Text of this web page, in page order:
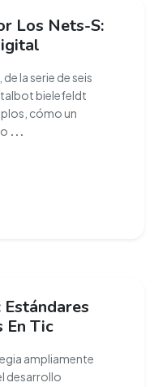
Los Nets-S:
la serie de seis
talbot bielefeldt
cómo un
...
En Tic
ampliamente
desarrollo